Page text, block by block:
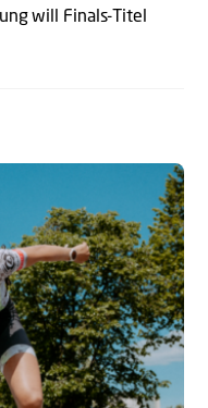
will Finals-Titel